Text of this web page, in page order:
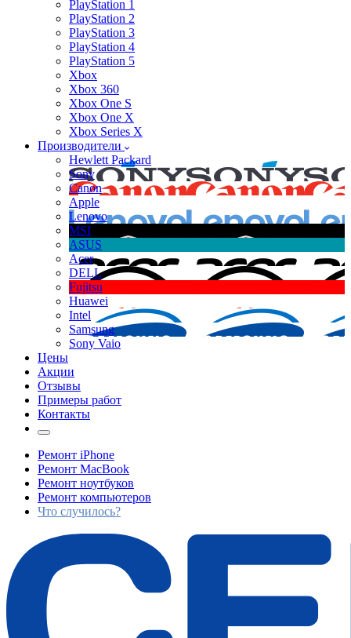
PlayStation 1
PlayStation 2
PlayStation 3
PlayStation 4
PlayStation 5
Xbox
Xbox 360
Xbox One S
Xbox One X
Xbox Series X
Производители
Hewlett Packard
Sony
Canon
Apple
Lenovo
MSI
ASUS
Acer
DELL
Fujitsu
Huawei
Intel
Samsung
Sony Vaio
Цены
Акции
Отзывы
Примеры работ
Контакты
Ремонт iPhone
Ремонт MacBook
Ремонт ноутбуков
Ремонт компьютеров
Что случилось?